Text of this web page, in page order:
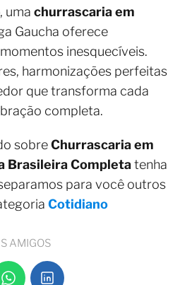
uma churrascaria em
Gaucha oferece
inesquecíveis.
harmonizações perfeitas
que transforma cada
completa.
sobreChurrascaria em
Brasileira Completatenha
para você outros
Cotidiano
AMIGOS